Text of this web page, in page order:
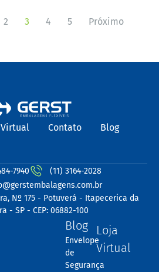
2 3 4 5 Próximo
Contato Blog
7940
(11) 3164-2028
Nº 175 - Potuverá - Itapecerica da
- SP - CEP: 06882-100
Blog
Envelope
de
Segurança
Loja
Virtual